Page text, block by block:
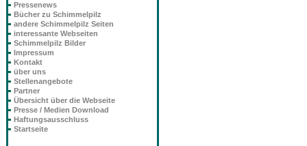
Pressenews
Bücher zu Schimmelpilz
andere Schimmelpilz Seiten
interessante Webseiten
Schimmelpilz Bilder
Impressum
Kontakt
über uns
Stellenangebote
Partner
Übersicht über die Webseite
Presse / Medien Download
Haftungsausschluss
Startseite